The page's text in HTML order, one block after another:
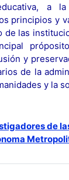
a
principios y
de las
y
de la
y la
de